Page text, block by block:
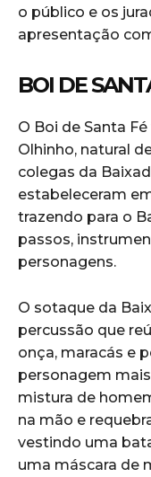
o público e os
apresentação
BOI DE
O Boi de Santa
Olhinho, natural
colegas da
estabeleceram
trazendo para o
passos,
personagens.
O sotaque da
percussão que
onça, maracás e
personagem
mistura de
na mão e
vestindo uma
uma máscara de